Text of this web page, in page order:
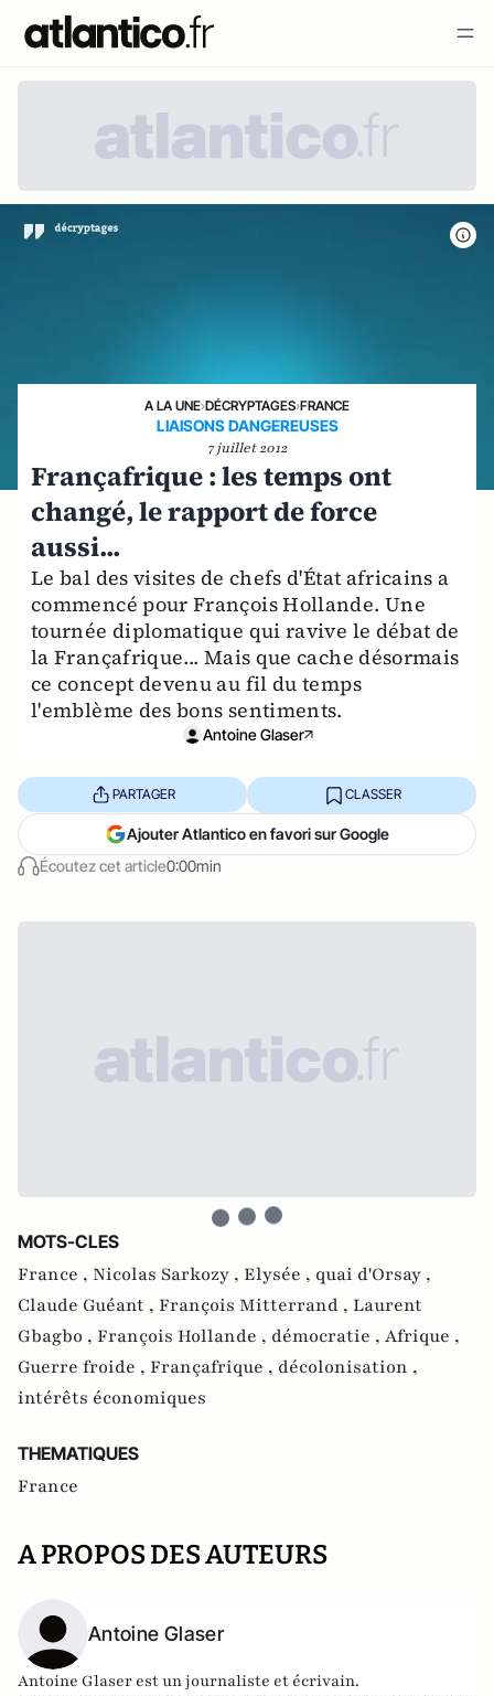
A LA UNE›DÉCRYPTAGES›FRANCE
LIAISONS DANGEREUSES
7 juillet 2012
Françafrique : les temps ont
changé, le rapport de force
aussi...
Le bal des visites de chefs d'État africains a
commencé pour François Hollande. Une
tournée diplomatique qui ravive le débat de
la Françafrique... Mais que cache désormais
ce concept devenu au fil du temps
l'emblème des bons sentiments.
Antoine Glaser
Écoutez cet article0:00min
PARTAGER CLASSER
Ajouter Atlantico en favori sur Google
MOTS-CLES
France , Nicolas Sarkozy , Elysée , quai d'Orsay ,
Claude Guéant , François Mitterrand , Laurent
Gbagbo , François Hollande , démocratie , Afrique ,
Guerre froide , Françafrique , décolonisation ,
intérêts économiques
THEMATIQUES
France
A PROPOS DES AUTEURS
Antoine Glaser
Antoine Glaser est un journaliste et écrivain.